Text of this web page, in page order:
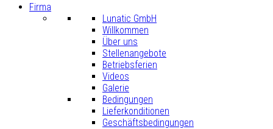
Firma
Lunatic GmbH
Willkommen
Über uns
Stellenangebote
Betriebsferien
Videos
Galerie
Bedingungen
Lieferkonditionen
Geschäftsbedingungen